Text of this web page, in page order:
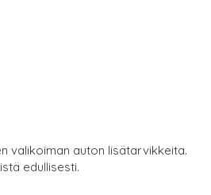
valikoiman auton lisätarvikkeita.
edullisesti.